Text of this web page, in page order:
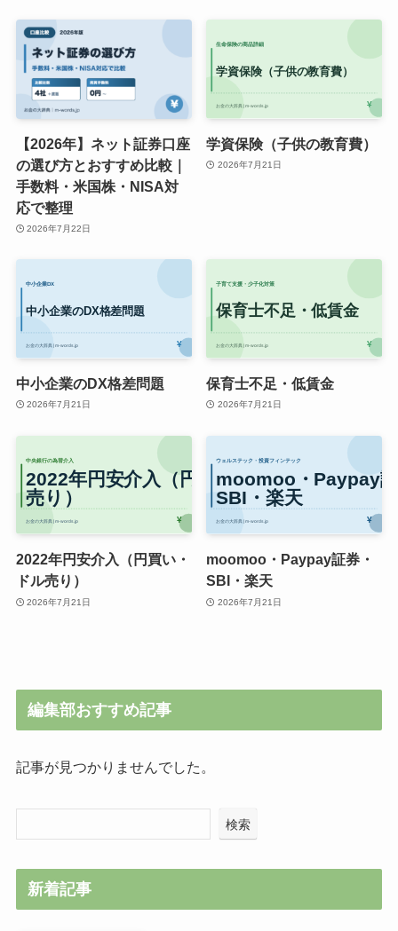
【2026年】ネット証券口座
の選び方とおすすめ比較｜
手数料・米国株・NISA対
応で整理
2026年7月22日
学資保険（子供の教育費）
2026年7月21日
中小企業のDX格差問題
2026年7月21日
保育士不足・低賃金
2026年7月21日
2022年円安介入（円買い・
ドル売り）
2026年7月21日
moomoo・Paypay証券・
SBI・楽天
2026年7月21日
編集部おすすめ記事
記事が見つかりませんでした。
検索
新着記事